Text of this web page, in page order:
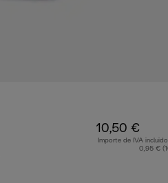
10,50 €
Importe de IVA
0,95 €